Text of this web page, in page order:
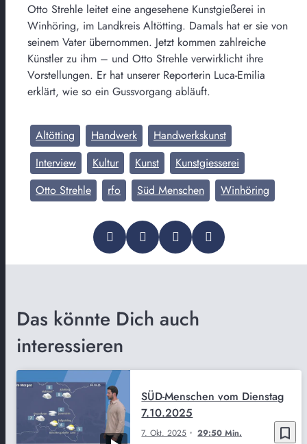
Otto Strehle leitet eine angesehene Kunstgießerei in
Winhöring, im Landkreis Altötting. Damals hat er sie von
seinem Vater übernommen. Jetzt kommen zahlreiche
Künstler zu ihm – und Otto Strehle verwirklicht ihre
Vorstellungen. Er hat unserer Reporterin Luca-Emilia
erklärt, wie so ein Gussvorgang abläuft.
Altötting Handwerk
Handwerkskunst
Interview
Kultur Kunst
Kunstgiesserei
Otto Strehle
rfo Süd Menschen Winhöring
Das könnte Dich auch
interessieren
bookmark_border
7. Okt. 2025 29:50 Min.
SÜD-Menschen vom Dienstag
7.10.2025